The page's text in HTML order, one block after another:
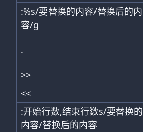
:%s/要替换的内容/替换后的内
容/g
.
>>
<<
:开始行数,结束行数s/要替换的
内容/替换后的内容